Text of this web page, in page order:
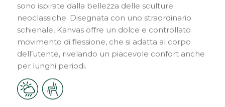
sono ispirate dalla bellezza delle sculture
neoclassiche. Disegnata con uno straordinario
schienale, Kanvas offre un dolce e controllato
movimento di flessione, che si adatta al corpo
dell’utente, rivelando un piacevole confort anche
per lunghi periodi.